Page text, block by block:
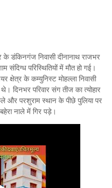
के डंकिनगंज निवासी दीनानाथ राजभर
परिस्थितियों में मौत हो गई।
क्षेत्र के कम्युनिस्ट मोहल्ला निवासी
परिवार संग तीज का त्योहार
और परशुराम स्थान के पीछे पुलिया पर
नाले में गिर पड़े।